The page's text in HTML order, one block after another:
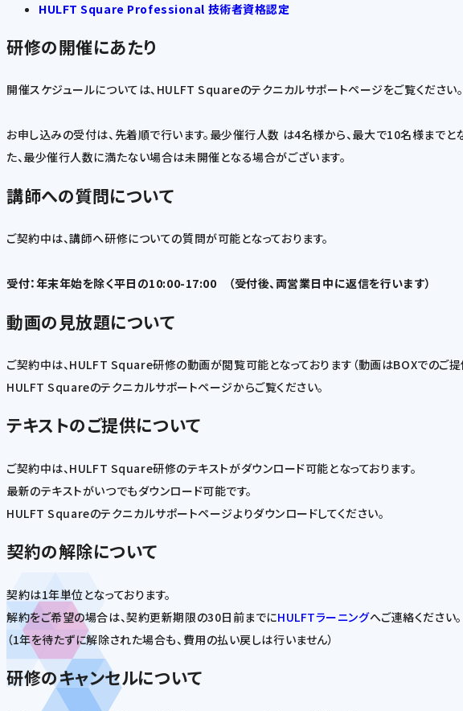
HULFT Square Professional 技術者資格認定
研修の開催にあたり
開催スケジュールについては、HULFT Squareのテクニカルサポートページをご覧ください。
お申し込みの受付は、先着順で行います。最少催行人数 は4名様から、最大で10名様までと
た、最少催行人数に満たない場合は未開催となる場合がございます。
講師への質問について
ご契約中は、講師へ研修についての質問が可能となっております。
受付：年末年始を除く平日の10:00-17:00 （受付後、両営業日中に返信を行います）
動画の見放題について
ご契約中は、HULFT Square研修の動画が閲覧可能となっております（動画はBOXでのご提
HULFT Squareのテクニカルサポートページからご覧ください。
テキストのご提供について
ご契約中は、HULFT Square研修のテキストがダウンロード可能となっております。
最新のテキストがいつでもダウンロード可能です。
HULFT Squareのテクニカルサポートページよりダウンロードしてください。
契約の解除について
契約は1年単位となっております。
解約をご希望の場合は、契約更新期限の30日前までにHULFTラーニングへご連絡ください。
（1年を待たずに解除された場合も、費用の払い戻しは行いません）
研修のキャンセルについて